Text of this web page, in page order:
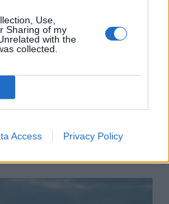
Use,
Sharing of my
with the
collected.
Access Privacy Policy
radar IA qui traque
août 2026 0